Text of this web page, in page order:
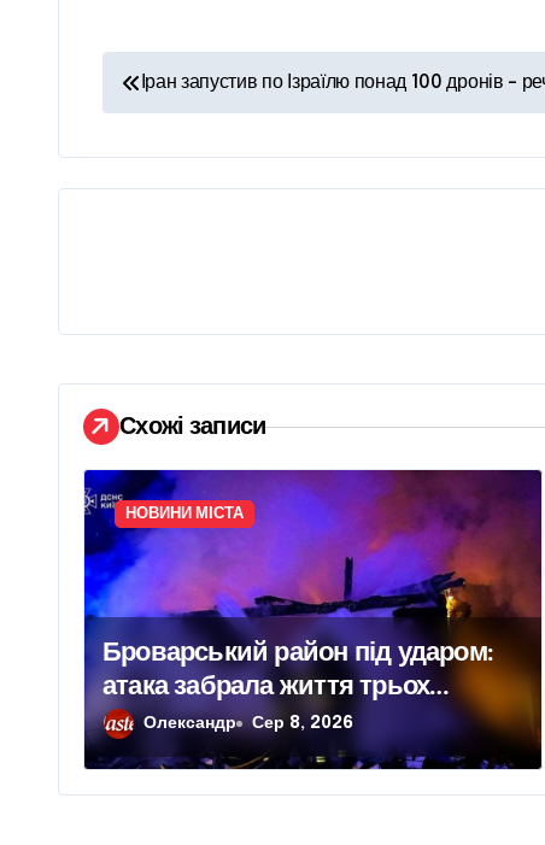
Н
а
в
а
ц
і
я
з
а
п
и
с
і
Іран запустив по Ізраїлю понад 100 дронів –
Схожі записи
НОВИНИ МІСТА
Броварський район під ударом:
атака забрала життя трьох
людей, серед них дитина
Олександр Сер 8, 2026